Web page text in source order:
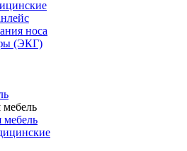
носа
(ЭКГ)
мебель